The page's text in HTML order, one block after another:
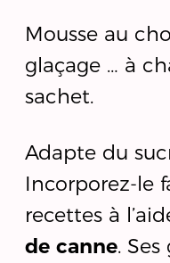
Mousse au
glaçage … à
sachet.
Adapte du
Incorporez-le
recettes à
de canne.